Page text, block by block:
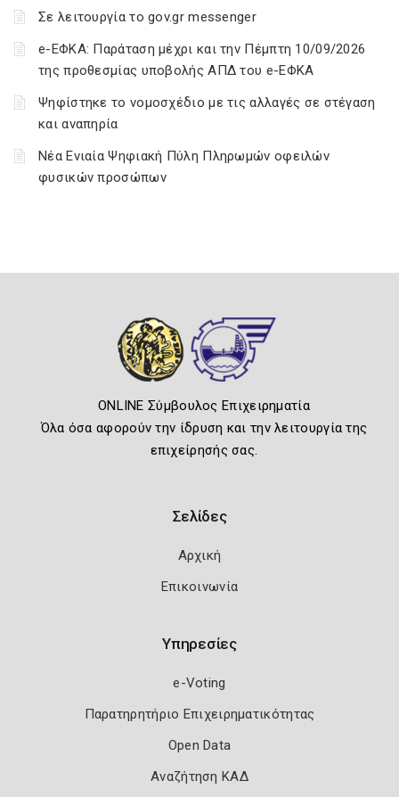
Σε λειτουργία το gov.gr messenger
e-ΕΦΚΑ: Παράταση μέχρι και την Πέμπτη 10/09/2026
της προθεσμίας υποβολής ΑΠΔ του e-ΕΦΚΑ
Ψηφίστηκε το νομοσχέδιο με τις αλλαγές σε στέγαση
και αναπηρία
Νέα Ενιαία Ψηφιακή Πύλη Πληρωμών οφειλών
φυσικών προσώπων
ONLINE Σύμβουλος Επιχειρηματία
Όλα όσα αφορούν την ίδρυση και την λειτουργία της
επιχείρησής σας.
Σελίδες
Αρχική
Επικοινωνία
Υπηρεσίες
e-Voting
Παρατηρητήριο Επιχειρηματικότητας
Open Data
Αναζήτηση ΚΑΔ